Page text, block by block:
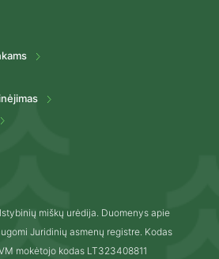
miškų urėdija. Duomenys apie
Juridinių asmenų registre. Kodas
mokėtojo kodas LT323408811